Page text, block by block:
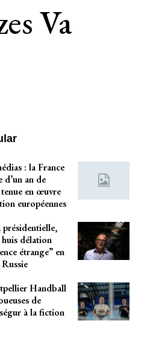
Va
: la France
d’un an de
en œuvre
européennes
délation
étrange” en
Handball
de
à la fiction